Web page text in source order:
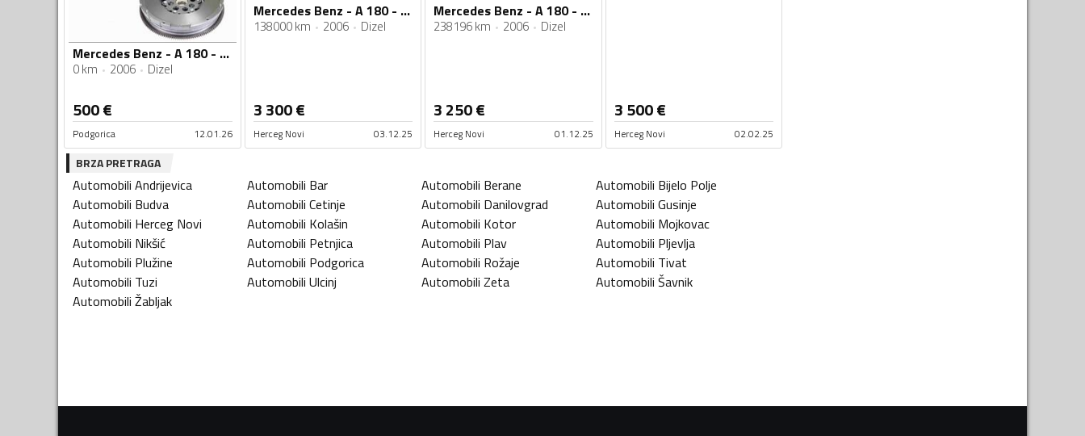
Mercedes Benz - A 180 - 2.0
0 km 2006 Dizel
500€
Podgorica 12.01.26
Mercedes Benz - A 180 - 1,9cdi
138000 km 2006 Dizel
3 300€
Herceg Novi 03.12.25
Mercedes Benz - A 180 - 2.0 tdi
238196 km 2006 Dizel
3 250€
Herceg Novi 01.12.25
3 500€
Herceg Novi 02.02.25
BRZA PRETRAGA
Automobili Andrijevica Automobili Bar Automobili Berane Automobili Bijelo Polje
Automobili Budva Automobili Cetinje Automobili Danilovgrad Automobili Gusinje
Automobili Herceg Novi Automobili Kolašin Automobili Kotor Automobili Mojkovac
Automobili Nikšić Automobili Petnjica Automobili Plav Automobili Pljevlja
Automobili Plužine Automobili Podgorica Automobili Rožaje Automobili Tivat
Automobili Tuzi Automobili Ulcinj Automobili Zeta Automobili Šavnik
Automobili Žabljak